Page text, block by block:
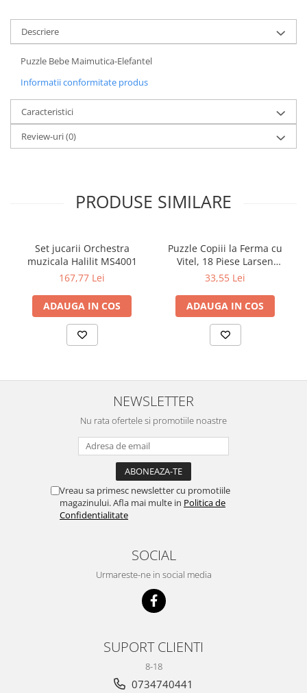
Descriere
Puzzle Bebe Maimutica-Elefantel
Informatii conformitate produs
Caracteristici
Review-uri(0)
PRODUSE SIMILARE
Set jucarii Orchestra
muzicala Halilit MS4001
167,77 Lei
ADAUGA IN COS
Puzzle Copiii la Ferma cu
Vitel, 18 Piese Larsen
LRBM6
33,55 Lei
ADAUGA IN COS
NEWSLETTER
Nu rata ofertele si promotiile noastre
Vreau sa primesc newsletter cu promotiile
magazinului. Afla mai multe in Politica de
Confidentialitate
SOCIAL
Urmareste-ne in social media
SUPORT CLIENTI
8-18
0734740441